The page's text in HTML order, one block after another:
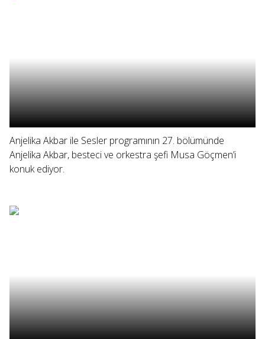
Anjelika Akbar ile Sesler programının 27. bölümünde
Anjelika Akbar, besteci ve orkestra şefi Musa Göçmen’i
konuk ediyor.